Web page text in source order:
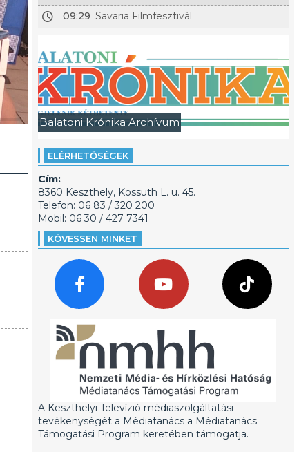
09:29 Savaria Filmfesztivál
Balatoni Krónika Archívum
ELÉRHETŐSÉGEK
Cím:
8360 Keszthely, Kossuth L. u. 45.
Telefon: 06 83 / 320 200
Mobil: 06 30 / 427 7341
KÖVESSEN MINKET
A Keszthelyi Televízió médiaszolgáltatási
tevékenységét a Médiatanács a Médiatanács
Támogatási Program keretében támogatja.